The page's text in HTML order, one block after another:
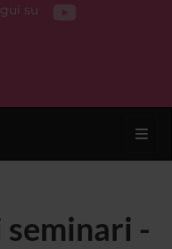
su
-